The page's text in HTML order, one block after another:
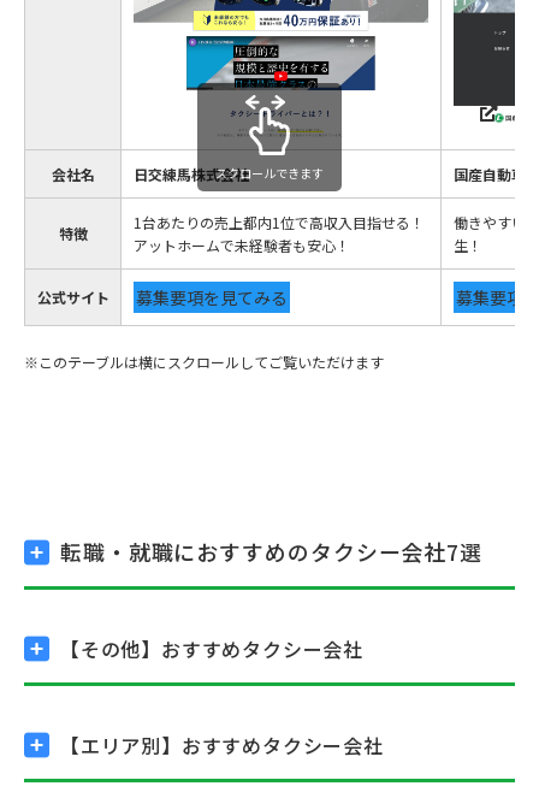
会社名 日交練馬株式会社 国産自動車
特徴
1台あたりの売上都内1位で高収入目指せる！
アットホームで未経験者も安心！
働きやすい
生！
公式サイト 募集要項を見てみる 募集要項
スクロールできます
転職・就職におすすめのタクシー会社7選
【その他】 おすすめタクシー会社
【エリア別】 おすすめタクシー会社